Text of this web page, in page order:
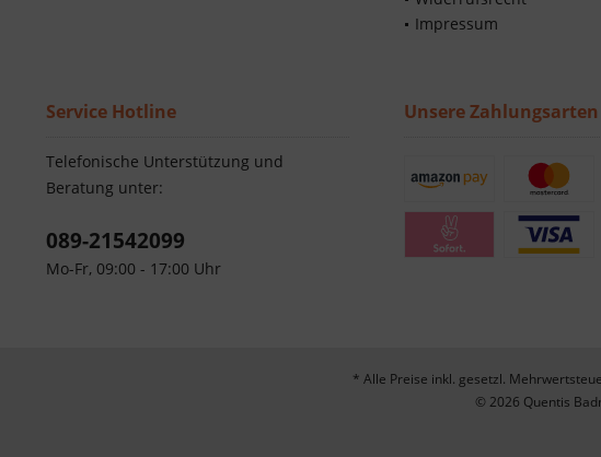
Impressum
Service Hotline
Telefonische Unterstützung und
Beratung unter:
089-21542099
Mo-Fr, 09:00 - 17:00 Uhr
Unsere Zahlungsarten
* Alle Preise inkl. gesetzl.
© 2026 Quentis